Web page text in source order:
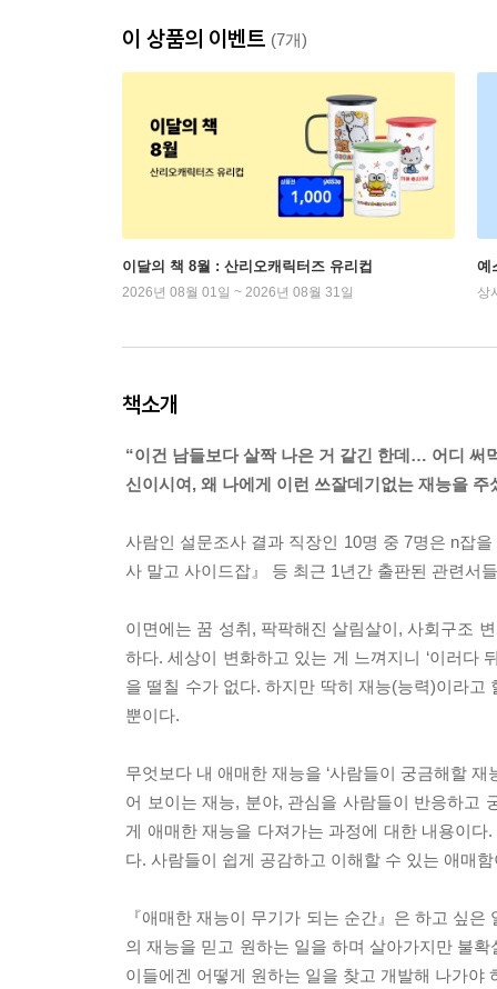
이 상품의 이벤트 (7개)
이달의 책 8월 : 산리오캐릭터즈 유리컵
2026년 08월 01일 ~ 2026년 08월 31일
예
상
책소개
“이건 남들보다 살짝 나은 거 같긴 한데… 어디 써
신이시여, 왜 나에게 이런 쓰잘데기없는 재능을
사람인 설문조사 결과 직장인 10명 중 7명은 n잡
사 말고 사이드잡』 등 최근 1년간 출판된 관련서
이면에는 꿈 성취, 팍팍해진 살림살이, 사회구조
하다. 세상이 변화하고 있는 게 느껴지니 ‘이러다
을 떨칠 수가 없다. 하지만 딱히 재능(능력)이라
뿐이다.
무엇보다 내 애매한 재능을 ‘사람들이 궁금해할
어 보이는 재능, 분야, 관심을 사람들이 반응하고
게 애매한 재능을 다져가는 과정에 대한 내용이
다. 사람들이 쉽게 공감하고 이해할 수 있는 애매
『애매한 재능이 무기가 되는 순간』은 하고 싶
의 재능을 믿고 원하는 일을 하며 살아가지만 불
이들에겐 어떻게 원하는 일을 찾고 개발해 나가야